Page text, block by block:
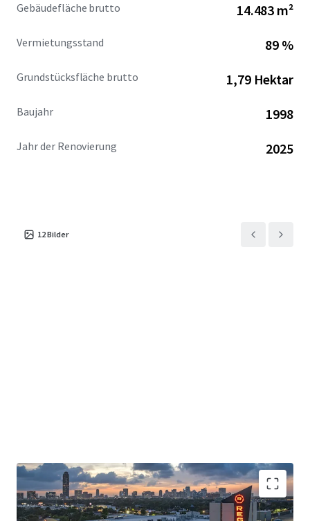
Gebäudefläche brutto 14.483 m²
Vermietungsstand 89 %
Grundstücksfläche brutto 1,79 Hektar
Baujahr 1998
Jahr der Renovierung 2025
12Bilder